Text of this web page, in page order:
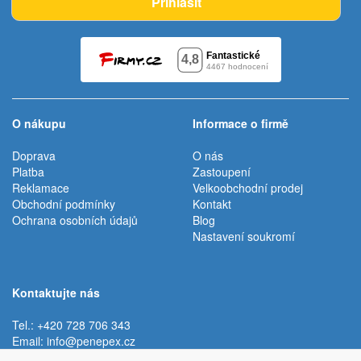
O nákupu
Doprava
Platba
Reklamace
Obchodní podmínky
Ochrana osobních údajů
Informace o firmě
O nás
Zastoupení
Velkoobchodní prodej
Kontakt
Blog
Nastavení soukromí
Kontaktujte nás
Tel.: +420 728 706 343
Email: info@penepex.cz